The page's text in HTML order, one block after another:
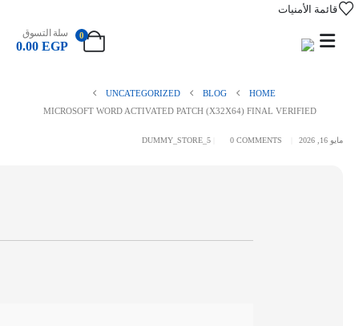
قائمة الأمنيات
0 سلة التسوق
0.00 EGP
HOME
BLOG
UNCATEGORIZED
MICROSOFT WORD ACTIVATED PATCH (X32X64) FINAL VERIFIED
مايو 16, 2026 DUMMY_STORE_5 0 COMMENTS